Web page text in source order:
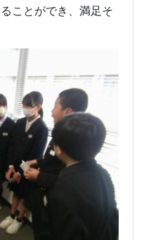
ことができ、満足そ